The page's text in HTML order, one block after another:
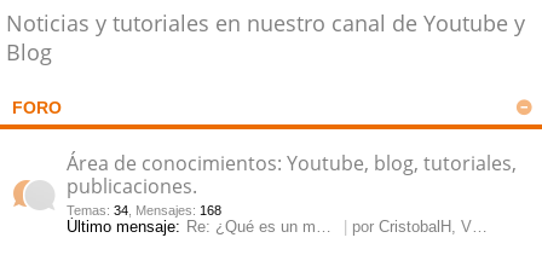
es
rá
pi
s ri
o
ar rs
Noticias y tutoriales en nuestro canal de Youtube y
Blog
FORO
Área de conocimientos: Youtube, blog, tutoriales,
publicaciones.
Temas: 34 Mensajes: 168
Último mensaje: Re: ¿Qué es un modulador y pa… por CristobalH , Vie May 23, 2025 2:20 pm